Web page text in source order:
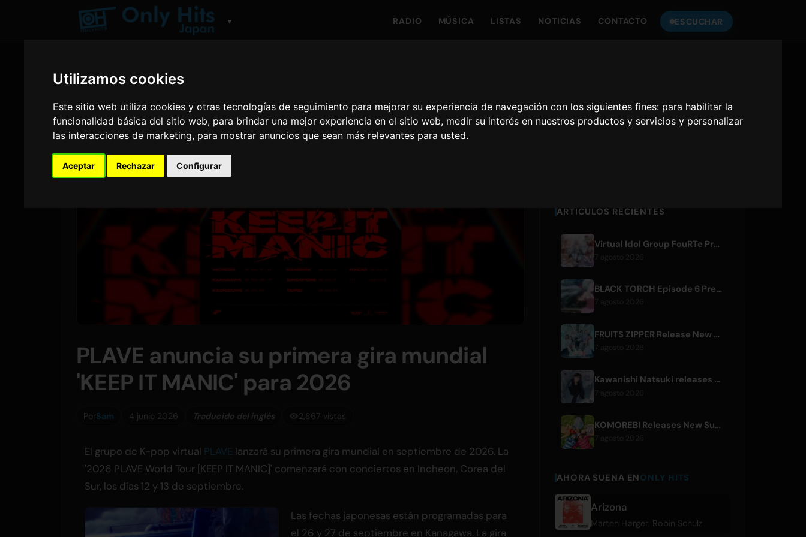
Utilizamos cookies
Este sitio web utiliza cookies y otras tecnologías de seguimiento para mejorar su experiencia de navegación con los siguientes fines: para habilitar la
funcionalidad básica del sitio web, para brindar una mejor experiencia en el sitio web, medir su interés en nuestros productos y servicios y personalizar
las interacciones de marketing, para mostrar anuncios que sean más relevantes para usted.
Aceptar Rechazar Configurar
▼ RADIO MÚSICA LISTAS NOTICIAS CONTACTO ESCUCHAR
PLAVE anuncia su primera gira mundial
'KEEP IT MANIC' para 2026
PorSam 4 junio 2026 Traducido del inglés 2,867 vistas
El grupo de K-pop virtual PLAVE lanzará su primera gira mundial en septiembre de 2026. La
'2026 PLAVE World Tour [KEEP IT MANIC]' comenzará con conciertos en Incheon, Corea del
Sur, los días 12 y 13 de septiembre.
Las fechas japonesas están programadas para
el 26 y 27 de septiembre en Kanagawa. La gira
Only Hits Japan
ARTÍCULOS RECIENTES
Virtual Idol Group FouRTe Project Debuts with 'ALL IN' Album Produced by m-flo's ☆Taku Takahashi
7 agosto 2026
BLACK TORCH Episode 6 Preview and Streaming Details
FRUITS ZIPPER Release New Collaboration Song '1,2,3,FOOOOUR'
Kawanishi Natsuki releases digital single 'Sayonara wa Ichiban Kirei na Atashi de'
KOMOREBI Releases New Summer Single 'Letsu Natsu'
7 agosto 2026
AHORA SUENA ENONLY HITS
Arizona
Marten Hørger Robin Schulz